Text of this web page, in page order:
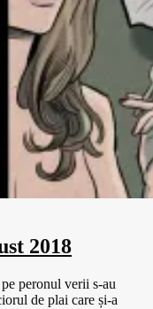
2018
peronul verii s-au
de plai care și-a